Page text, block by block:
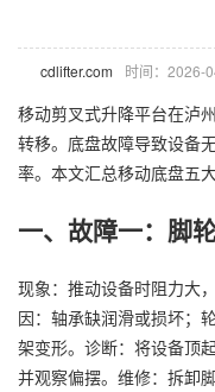
cdlifter.com 时间：2026-
移动剪叉式升降平台在泸
转移。底盘故障导致设备
率。本文汇总移动底盘五
一、故障一：脚
现象：推动设备时阻力大
因：轴承缺润滑或损坏；
架变形。诊断：将设备顶
并观察偏摆。维修：拆卸